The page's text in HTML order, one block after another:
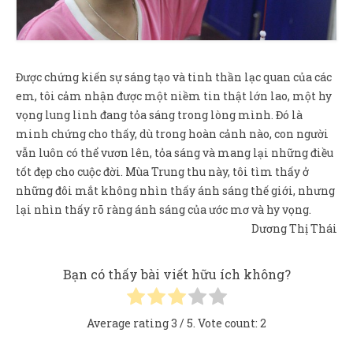
Được chứng kiến sự sáng tạo và tinh thần lạc quan của các
em, tôi cảm nhận được một niềm tin thật lớn lao, một hy
vọng lung linh đang tỏa sáng trong lòng mình. Đó là
minh chứng cho thấy, dù trong hoàn cảnh nào, con người
vẫn luôn có thể vươn lên, tỏa sáng và mang lại những điều
tốt đẹp cho cuộc đời. Mùa Trung thu này, tôi tìm thấy ở
những đôi mắt không nhìn thấy ánh sáng thế giới, nhưng
lại nhìn thấy rõ ràng ánh sáng của ước mơ và hy vọng.
Dương Thị Thái
Bạn có thấy bài viết hữu ích không?
Average rating3 / 5. Vote count: 2